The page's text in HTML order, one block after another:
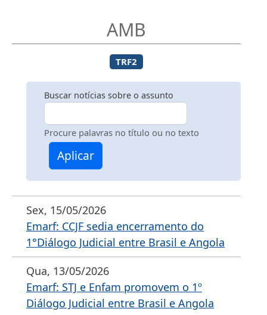
AMB
TRF2
Buscar notícias sobre o assunto
Procure palavras no título ou no texto
Aplicar
Sex, 15/05/2026
Emarf: CCJF sedia encerramento do
1°Diálogo Judicial entre Brasil e Angola
Qua, 13/05/2026
Emarf: STJ e Enfam promovem o 1º
Diálogo Judicial entre Brasil e Angola